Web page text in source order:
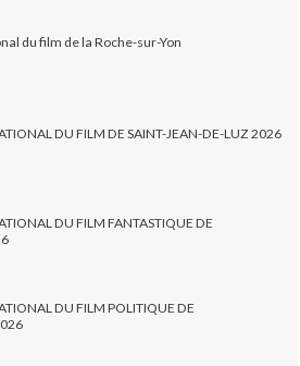
du film de la Roche-sur-Yon
DU FILM DE SAINT-JEAN-DE-LUZ 2026
DU FILM FANTASTIQUE DE
DU FILM POLITIQUE DE